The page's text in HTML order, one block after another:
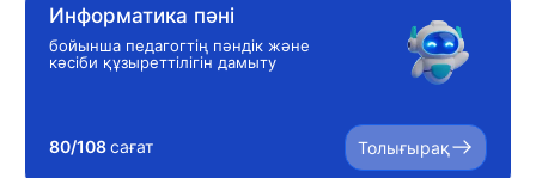
Информатика пәні
бойынша педагогтің пәндік және
кәсіби құзыреттілігін дамыту
80/108сағат Толығырақ